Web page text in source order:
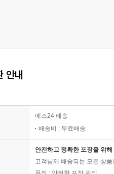
안내
예스24 배송
배송비 : 무료배송
안전하고 정확한 포장을 위
고객님께 배송되는 모든 상